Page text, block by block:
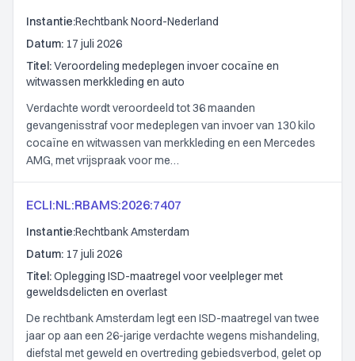
Instantie:Rechtbank Noord-Nederland
Datum: 17 juli 2026
Titel:Veroordeling medeplegen invoer cocaïne en
witwassen merkkleding en auto
Verdachte wordt veroordeeld tot 36 maanden
gevangenisstraf voor medeplegen van invoer van 130 kilo
cocaïne en witwassen van merkkleding en een Mercedes
AMG, met vrijspraak voor me…
ECLI:NL:RBAMS:2026:7407
Instantie:Rechtbank Amsterdam
Datum: 17 juli 2026
Titel:Oplegging ISD-maatregel voor veelpleger met
geweldsdelicten en overlast
De rechtbank Amsterdam legt een ISD-maatregel van twee
jaar op aan een 26-jarige verdachte wegens mishandeling,
diefstal met geweld en overtreding gebiedsverbod, gelet op